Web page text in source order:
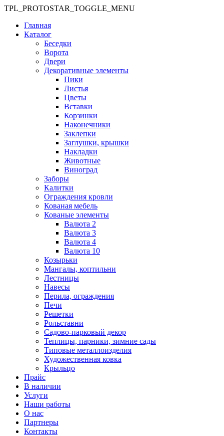
TPL_PROTOSTAR_TOGGLE_MENU
Главная
Каталог
Беседки
Ворота
Двери
Декоративные элементы
Пики
Листья
Цветы
Вставки
Корзинки
Наконечники
Заклепки
Заглушки, крышки
Накладки
Животные
Виноград
Заборы
Калитки
Ограждения кровли
Кованая мебель
Кованые элементы
Валюта 2
Валюта 3
Валюта 4
Валюта 10
Козырьки
Мангалы, коптильни
Лестницы
Навесы
Перила, ограждения
Печи
Решетки
Рольставни
Садово-парковый декор
Теплицы, парники, зимние сады
Типовые металлоизделия
Художественная ковка
Крыльцо
Прайс
В наличии
Услуги
Наши работы
О нас
Партнеры
Контакты